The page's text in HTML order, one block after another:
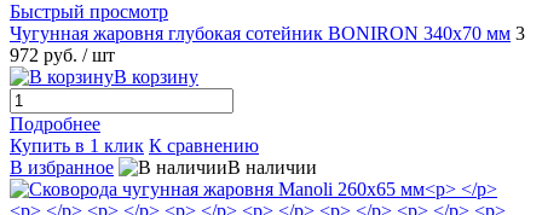
Быстрый просмотр
Чугунная жаровня глубокая сотейник BONIRON 340х70 мм 3
972 руб. / шт
В корзину
Подробнее
Купить в 1 клик К сравнению
В избранное
В наличии